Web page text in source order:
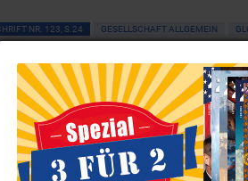
NR. 123, S.24 GESELLSCHAFT ALLGEMEIN
das Geld endlich zum
hat, will meist noch mehr, und
zwischen steinreich und
Warum kann genug nicht mal